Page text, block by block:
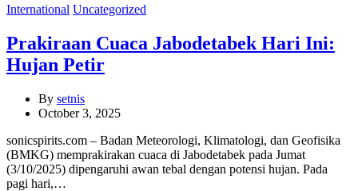
Categories
International Uncategorized
Prakiraan Cuaca Jabodetabek Hari Ini:
Hujan Petir
By setnis
October 3, 2025
sonicspirits.com – Badan Meteorologi, Klimatologi, dan Geofisika
(BMKG) memprakirakan cuaca di Jabodetabek pada Jumat
(3/10/2025) dipengaruhi awan tebal dengan potensi hujan. Pada
pagi hari,…